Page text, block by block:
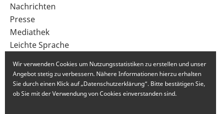
Nachrichten
Presse
Mediathek
Leichte Sprache
Wir verwenden Cookies um Nutzungsstatistiken zu erstellen und unser
Angebot stetig zu verbessern. Nähere Informationen hierzu erhalten
Sie durch einen Klick auf „Datenschutzerklärung“. Bitte bestätigen Sie,
ob Sie mit der Verwendung von Cookies einverstanden sind.